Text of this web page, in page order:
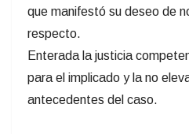
que manifestó su deseo de
respecto.
Enterada la justicia
para el implicado y la no
antecedentes del caso.